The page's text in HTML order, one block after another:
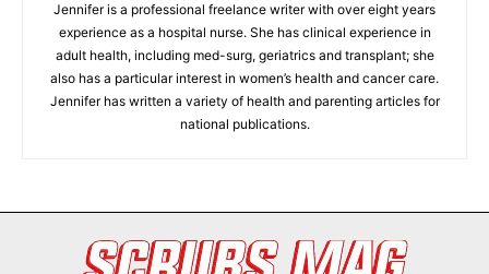
Jennifer is a professional freelance writer with over eight years
experience as a hospital nurse. She has clinical experience in
adult health, including med-surg, geriatrics and transplant; she
also has a particular interest in women’s health and cancer care.
Jennifer has written a variety of health and parenting articles for
national publications.